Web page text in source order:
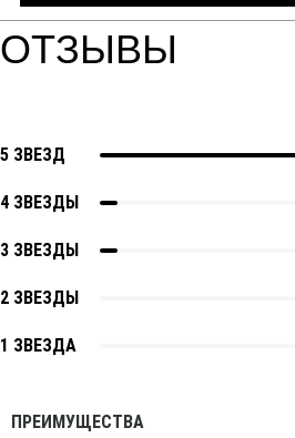
ОТЗЫВЫ
5 ЗВЕЗД
4 ЗВЕЗДЫ
3 ЗВЕЗДЫ
2 ЗВЕЗДЫ
1 ЗВЕЗДА
ПРЕИМУЩЕСТВА